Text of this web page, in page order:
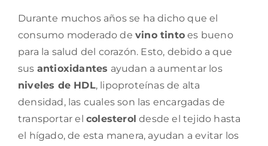
Durante muchos años se ha dicho que el
consumo moderado de vino tinto es bueno
para la salud del corazón. Esto, debido a que
sus antioxidantes ayudan a aumentar los
niveles de HDL, lipoproteínas de alta
densidad, las cuales son las encargadas de
transportar el colesterol desde el tejido hasta
el hígado, de esta manera, ayudan a evitar los